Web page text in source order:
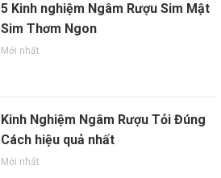
5 Kinh nghiệm Ngâm Rượu Sim Mật
Sim Thơm Ngon
Mới nhất
Kinh Nghiệm Ngâm Rượu Tỏi Đúng
Cách hiệu quả nhất
Mới nhất